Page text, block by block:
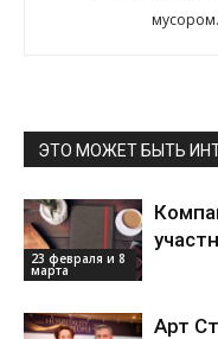
ЭТО МОЖЕТ БЫТЬ
23 февраля и 8
марта
Арт